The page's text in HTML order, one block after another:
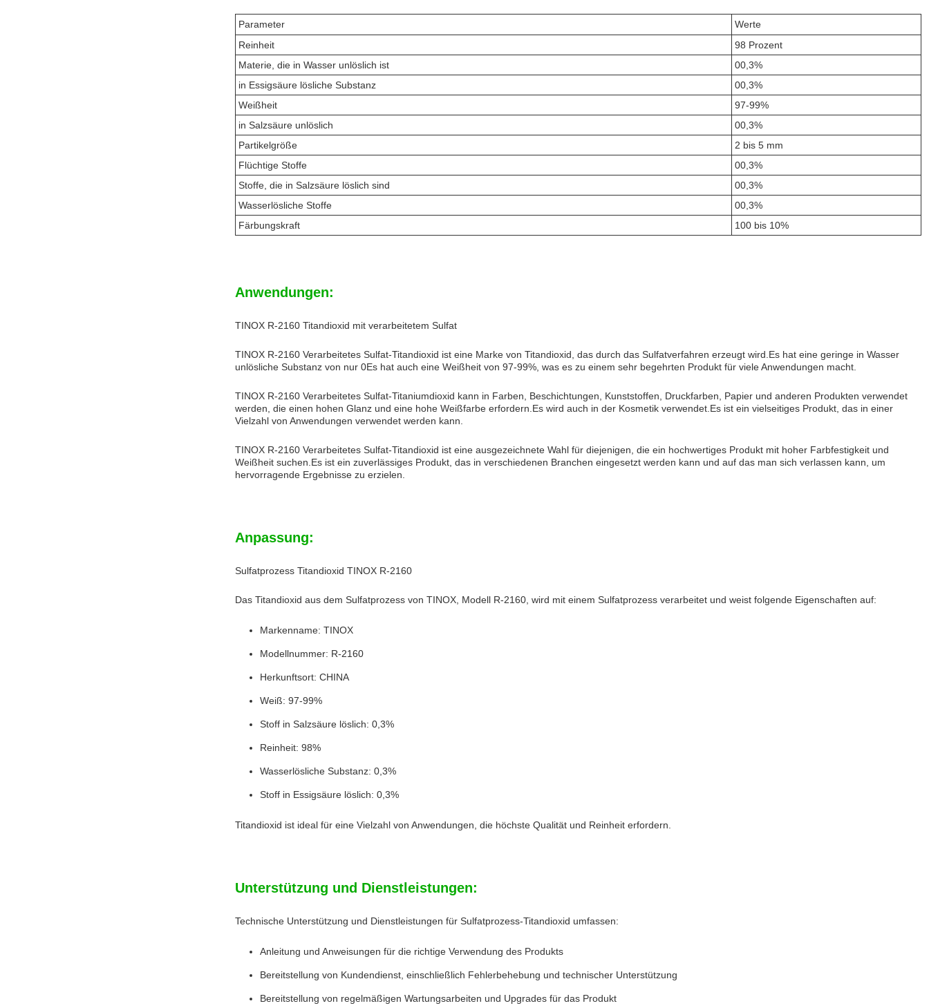
Parameter
Werte
Reinheit
98 Prozent
Materie, die in Wasser unlöslich ist
00,3%
in Essigsäure lösliche Substanz
00,3%
Weißheit
97-99%
in Salzsäure unlöslich
00,3%
Partikelgröße
2 bis 5 mm
Flüchtige Stoffe
00,3%
Stoffe, die in Salzsäure löslich sind
00,3%
Wasserlösliche Stoffe
00,3%
Färbungskraft
100 bis 10%
Anwendungen:
TINOX R-2160 Titandioxid mit verarbeitetem Sulfat
TINOX R-2160 Verarbeitetes Sulfat-Titandioxid ist eine Marke von Titandioxid, das durch das Sulfatverfahren erzeugt wird.Es hat eine geringe in Wasser
unlösliche Substanz von nur 0Es hat auch eine Weißheit von 97-99%, was es zu einem sehr begehrten Produkt für viele Anwendungen macht.
TINOX R-2160 Verarbeitetes Sulfat-Titaniumdioxid kann in Farben, Beschichtungen, Kunststoffen, Druckfarben, Papier und anderen Produkten verwendet
werden, die einen hohen Glanz und eine hohe Weißfarbe erfordern.Es wird auch in der Kosmetik verwendet.Es ist ein vielseitiges Produkt, das in einer
Vielzahl von Anwendungen verwendet werden kann.
TINOX R-2160 Verarbeitetes Sulfat-Titandioxid ist eine ausgezeichnete Wahl für diejenigen, die ein hochwertiges Produkt mit hoher Farbfestigkeit und
Weißheit suchen.Es ist ein zuverlässiges Produkt, das in verschiedenen Branchen eingesetzt werden kann und auf das man sich verlassen kann, um
hervorragende Ergebnisse zu erzielen.
Anpassung:
Sulfatprozess Titandioxid TINOX R-2160
Das Titandioxid aus dem Sulfatprozess von TINOX, Modell R-2160, wird mit einem Sulfatprozess verarbeitet und weist folgende Eigenschaften auf:
Markenname: TINOX
Modellnummer: R-2160
Herkunftsort: CHINA
Weiß: 97-99%
Stoff in Salzsäure löslich: 0,3%
Reinheit: 98%
Wasserlösliche Substanz: 0,3%
Stoff in Essigsäure löslich: 0,3%
Titandioxid ist ideal für eine Vielzahl von Anwendungen, die höchste Qualität und Reinheit erfordern.
Unterstützung und Dienstleistungen:
Technische Unterstützung und Dienstleistungen für Sulfatprozess-Titandioxid umfassen:
Anleitung und Anweisungen für die richtige Verwendung des Produkts
Bereitstellung von Kundendienst, einschließlich Fehlerbehebung und technischer Unterstützung
Bereitstellung von regelmäßigen Wartungsarbeiten und Upgrades für das Produkt